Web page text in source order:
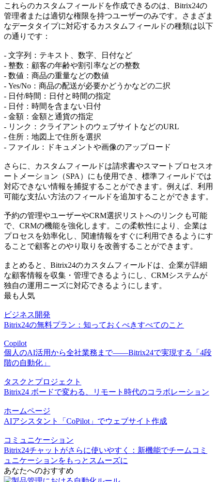
これらのカスタムフィールドを作成できるのは、Bitrix24の
管理者または適切な権限を持つユーザーのみです。さまざま
なデータタイプに対応するカスタムフィールドの種類は以下
の通りです：
- 文字列：テキスト、数字、日付など
- 整数：顧客の年齢や割引率などの整数
- 数値：商品の重量などの数値
- Yes/No：商品の配送が必要かどうかなどの二択
- 日付/時間：日付と時間の指定
- 日付：時間を含まない日付
- 金額：金額と通貨の指定
- リンク：クライアントのウェブサイトなどのURL
- 住所：地図上で住所を選択
- ファイル：ドキュメントや画像のアップロード
さらに、カスタムフィールドは請求書やスマートプロセスオ
ートメーション（SPA）にも使用でき、標準フィールドでは
対応できない情報を捕捉することができます。例えば、利用
可能な支払い方法のフィールドを追加することができます。
予約の管理やユーザーやCRM選択リストへのリンクも可能
で、CRMの機能を強化します。この柔軟性により、企業は
プロセスを効率化し、関連情報をすぐに利用できるようにす
ることで顧客とのやり取りを改善することができます。
まとめると、Bitrix24のカスタムフィールドは、企業が詳細
な顧客情報を収集・管理できるようにし、CRMシステムが
独自の運用ニーズに対応できるようにします。
最も人気
ビジネス開発
Bitrix24の無料プラン：知っておくべきすべてのこと
Copilot
個人のAI活用から全社業務まで――Bitrix24で実現する「4段
階の自動化」
タスクとプロジェクト
Bitrix24 ボードで変わる、リモート時代のコラボレーション
ホームページ
AIアシスタント「CoPilot」でウェブサイト作成
コミュニケーション
Bitrix24チャットがさらに使いやすく：新機能でチームコミ
ュニケーションをもっとスムーズに
あなたへのおすすめ